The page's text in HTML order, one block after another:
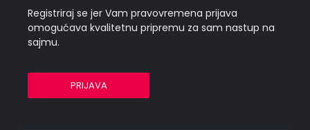
Registriraj se jer Vam pravovremena prijava
omogućava kvalitetnu pripremu za sam nastup na
sajmu.
PRIJAVA